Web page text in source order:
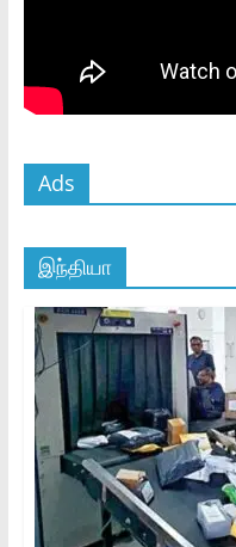
Ads
இந்தியா